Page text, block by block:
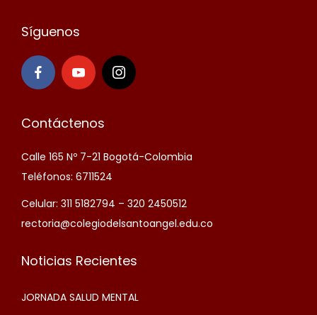
Síguenos
Contáctenos
Calle 165 Nº 7-21 Bogotá-Colombia
Teléfonos: 6711524
Celular: 311 5182794 – 320 2450512
rectoria@colegiodelsantoangel.edu.co
Noticias Recientes
JORNADA SALUD MENTAL